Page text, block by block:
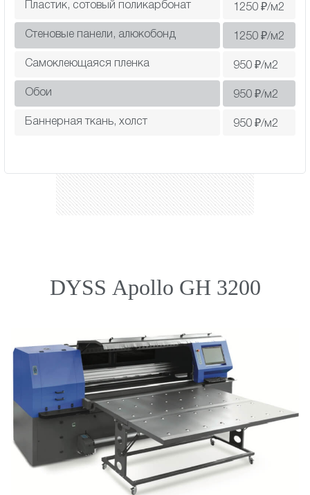
Пластик, сотовый поликарбонат 1250 ₽/м2
Cтеновые панели, алюкобонд 1250 ₽/м2
Самоклеющаяся пленка 950 ₽/м2
Обои 950 ₽/м2
Баннерная ткань, холст 950 ₽/м2
DYSS Apollo GH 3200